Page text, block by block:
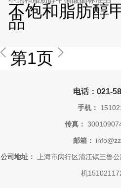
不饱和脂肪醇
品
第1页
电话：021-
手机：
传真：
邮箱：
公司地址： 上海市闵行区浦江镇三鲁
机